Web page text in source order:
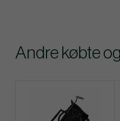
Andre købte